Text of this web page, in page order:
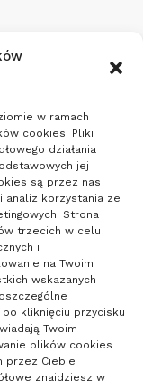
w ramach
cookies. Pliki
działania
jej
są przez nas
analiz korzystania ze
Strona
trzecich w celu
i
na Twoim
wskazanych
kliknięciu przycisku
Twoim
plików cookies
przez Ciebie
znajdziesz w